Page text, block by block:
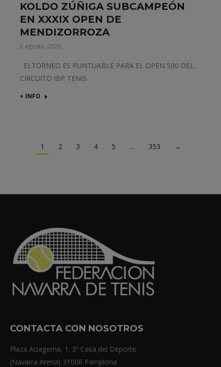
KOLDO ZÚÑIGA SUBCAMPEÓN
EN XXXIX OPEN DE
MENDIZORROZA
2 agosto, 2026
ELTORNEO ES PUNTUABLE PARA EL OPEN 500 DEL
CIRCUITO IBP TENIS
+ INFO
1 2 3 4 5 … 353 →
CONTACTA CON NOSOTROS
Plaza Aizagerria, 1. 3º Casa del Deporte
(Navarra Arena) 31006 Pamplona